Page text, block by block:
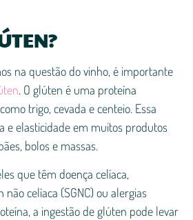
na questão do vinho, é importante
. O glúten é uma proteína
trigo, cevada e centeio. Essa
e elasticidade em muitos produtos
bolos e massas.
que têm doença celíaca,
celíaca (SGNC) ou alergias
a ingestão de glúten pode levar